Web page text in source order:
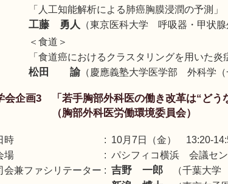
「人工知能解析による肺癌胸膜浸潤の予測」
工藤 勇人 （東京医科大学 呼吸器・甲状
＜食道＞
「食道癌におけるクラスタリングを用いた
松田 諭（慶應義塾大学医学部 外科学（
会企画3 「若手胸部外科医の働き改革は“どう
（胸部外科医労働環境委員会）
時
10月7日（金） 13:20-
場
パシフィコ横浜 会議セ
会兼ファシリテーター
吉野 一郎 （千葉大